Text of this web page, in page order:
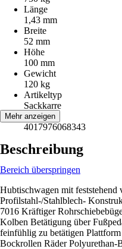
Länge
1,43 mm
Breite
52 mm
Höhe
100 mm
Gewicht
120 kg
Artikeltyp
Sackkarre
EAN
4017976068343
Mehr anzeigen
Beschreibung
Bereich überspringen
Hubtischwagen mit feststehend
Profilstahl-/Stahlblech-
7016 Kräftiger
Kolben Betätigung über
feinfühlig zu betätigen
Bockrollen Räder Polyurethan-